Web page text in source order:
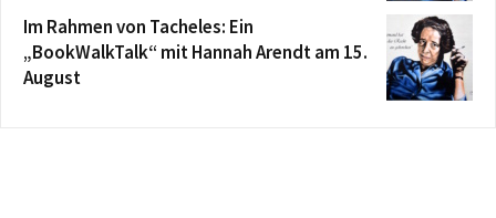
Im Rahmen von Tacheles: Ein
„BookWalkTalk“ mit Hannah Arendt am 15.
August